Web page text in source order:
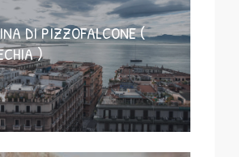
DI PIZZOFALCONE (
)